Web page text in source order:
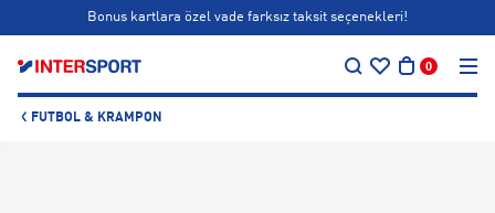
Bonus kartlara özel vade farksız taksit seçenekleri!
0
FUTBOL & KRAMPON